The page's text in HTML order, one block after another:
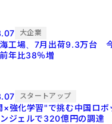
大企業
工場、7月出荷9.3万台
年比38％増
スタートアップ
×強化学習"で挑む中国ロボ
ジェルで320億円の調達